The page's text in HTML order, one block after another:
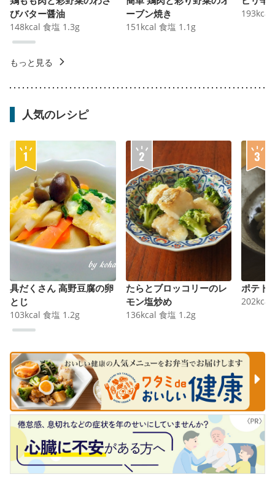
びバター醤油
148kcal 食塩 1.3g
ーブン焼き
151 kcal 食塩 1.1 g
193kcal
もっと見る
人気のレシピ
具だくさん 高野豆腐の卵
とじ
103kcal 食塩 1.2g
たらとブロッコリーのレ
モン塩炒め
136kcal 食塩 1.2g
ポテト
202kcal